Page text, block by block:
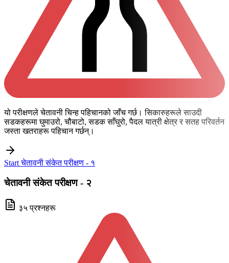
यो परीक्षणले चेतावनी चिन्ह पहिचानको जाँच गर्छ। सिकारुहरूले साउदी
सडकहरूमा घुमाउरो, चौबाटो, सडक साँघुरो, पैदल यात्री क्षेत्र र सतह परिवर्तन
जस्ता खतराहरू पहिचान गर्छन्।
Start चेतावनी संकेत परीक्षण - १
चेतावनी संकेत परीक्षण - २
३५ प्रश्नहरू